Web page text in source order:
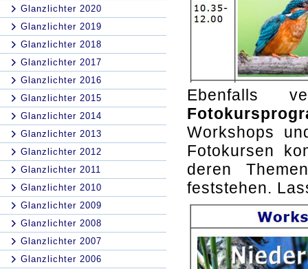
Glanzlichter 2020
Glanzlichter 2019
Glanzlichter 2018
Glanzlichter 2017
Glanzlichter 2016
Glanzlichter 2015
Glanzlichter 2014
Glanzlichter 2013
Glanzlichter 2012
Glanzlichter 2011
Glanzlichter 2010
Glanzlichter 2009
Glanzlichter 2008
Glanzlichter 2007
Glanzlichter 2006
Ebenfalls
Workshops
Fotokursen
deren
feststehen.